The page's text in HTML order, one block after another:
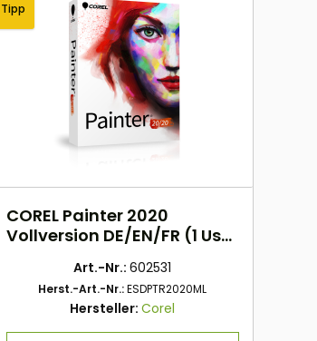
Tipp
COREL Painter 2020
Vollversion DE/EN/FR (1 User
Art.-Nr.:602531
Herst.-Art.-Nr.:ESDPTR2020ML
Hersteller:Corel